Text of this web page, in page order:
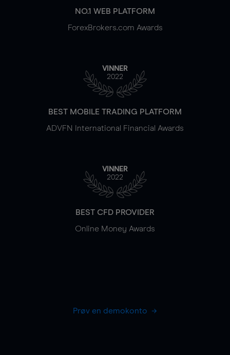
NO.1 WEB PLATFORM
ForexBrokers.com Awards
VINNER
2022
BEST MOBILE TRADING PLATFORM
ADVFN International Financial Awards
VINNER
2022
BEST CFD PROVIDER
Online Money Awards
Prøv en demokonto